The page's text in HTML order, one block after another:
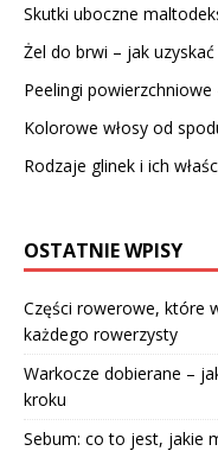
Skutki uboczne
Żel do brwi – jak
Peelingi
Kolorowe włosy od
Rodzaje glinek i ich
OSTATNIE WPISY
Części rowerowe, które
każdego rowerzysty
Warkocze dobierane –
kroku
Sebum: co to jest, jakie